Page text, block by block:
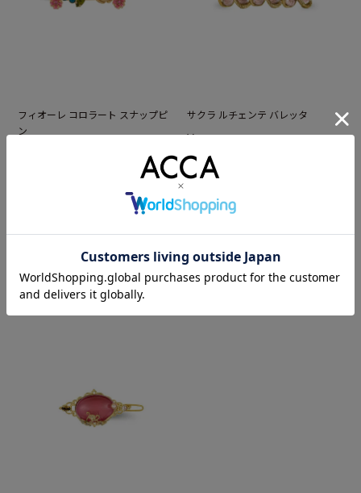
フィオーレ コロラート スナップピ
ン
サクラ ルチェンテ バレッタ
¥
あなたが最近見たアイテム